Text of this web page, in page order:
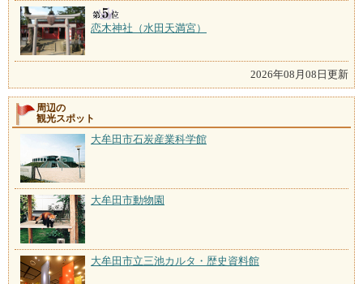
恋木神社（水田天満宮）
2026年08月08日更新
周辺の
観光スポット
大牟田市石炭産業科学館
大牟田市動物園
大牟田市立三池カルタ・歴史資料館